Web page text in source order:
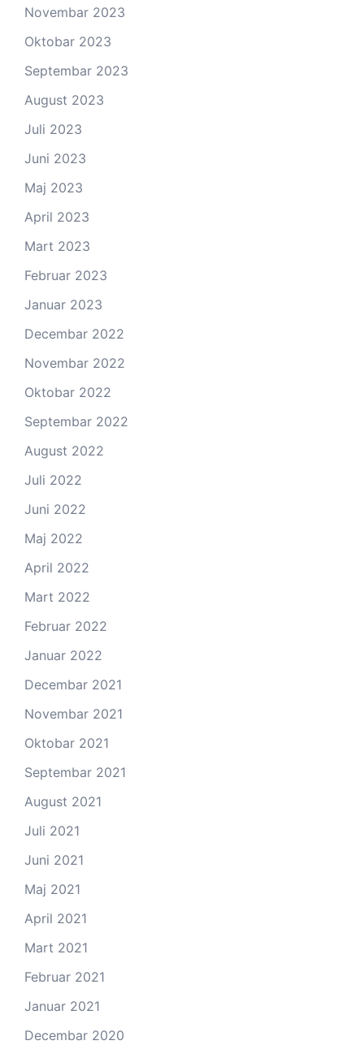
Novembar 2023
Oktobar 2023
Septembar 2023
August 2023
Juli 2023
Juni 2023
Maj 2023
April 2023
Mart 2023
Februar 2023
Januar 2023
Decembar 2022
Novembar 2022
Oktobar 2022
Septembar 2022
August 2022
Juli 2022
Juni 2022
Maj 2022
April 2022
Mart 2022
Februar 2022
Januar 2022
Decembar 2021
Novembar 2021
Oktobar 2021
Septembar 2021
August 2021
Juli 2021
Juni 2021
Maj 2021
April 2021
Mart 2021
Februar 2021
Januar 2021
Decembar 2020